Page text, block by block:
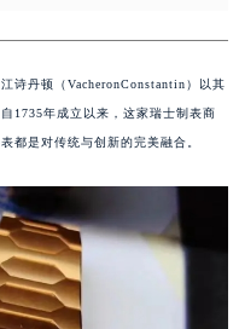
诗丹顿（VacheronConstantin）以其
1735年成立以来，这家瑞士制表商
都是对传统与创新的完美融合。